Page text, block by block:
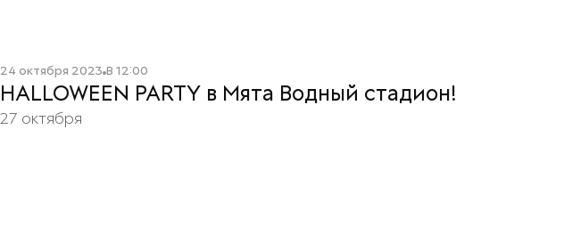
24 октября 2023 В 12:00
HALLOWEEN PARTY в Мята Водный стадион!
27 октября